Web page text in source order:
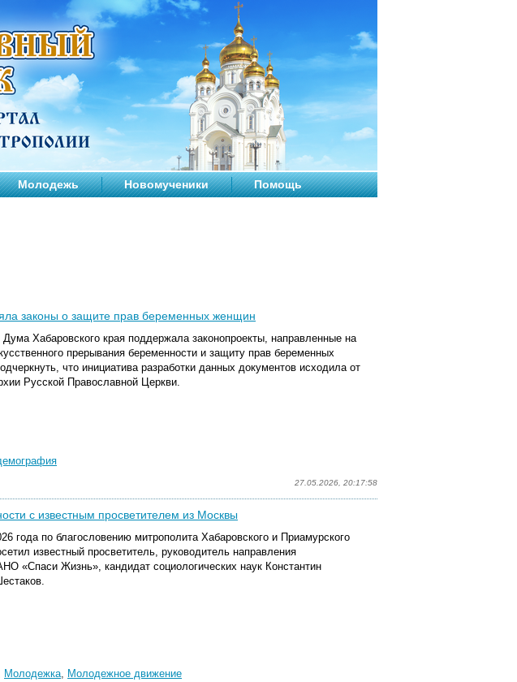
Молодежь Новомученики Помощь
законы о защите прав беременных женщин
Дума Хабаровского края поддержала законопроекты, направленные на
прерывания беременности и защиту прав беременных
что инициатива разработки данных документов исходила от
Русской Православной Церкви.
27.05.2026, 20:17:58
с известным просветителем из Москвы
года по благословению митрополита Хабаровского и Приамурского
известный просветитель, руководитель направления
«Спаси Жизнь», кандидат социологических наук Константин
Молодежка, Молодежное движение